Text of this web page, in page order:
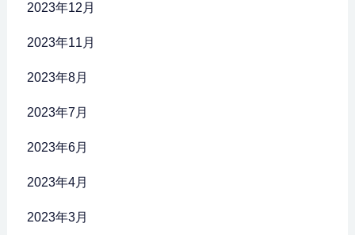
2023年12月
2023年11月
2023年8月
2023年7月
2023年6月
2023年4月
2023年3月